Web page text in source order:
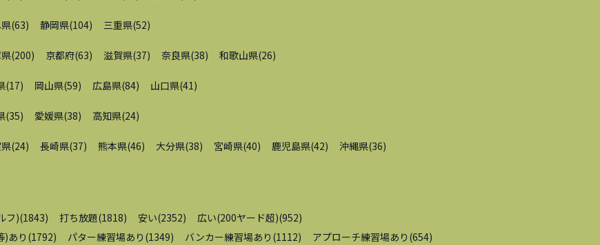
(63) 静岡県(104) 三重県(52)
(200) 京都府(63) 滋賀県(37) 奈良県(38) 和歌山県(26)
(17) 岡山県(59) 広島県(84) 山口県(41)
(35) 愛媛県(38) 高知県(24)
(24) 長崎県(37) 熊本県(46) 大分県(38) 宮崎県(40) 鹿児島県(42) 沖縄県(36)
フ)(1843) 打ち放題(1818) 安い(2352) 広い(200ヤード超)(952)
)あり (1792) パター練習場あり (1349) バンカー練習場あり (1112) アプローチ練習場あり (654)